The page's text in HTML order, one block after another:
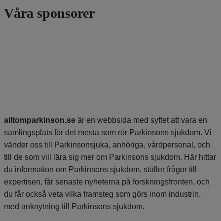
Våra sponsorer
alltomparkinson.se är en webbsida med syftet att vara en
samlingsplats för det mesta som rör Parkinsons sjukdom. Vi
vänder oss till Parkinsonsjuka, anhöriga, vårdpersonal, och
till de som vill lära sig mer om Parkinsons sjukdom. Här hittar
du information om Parkinsons sjukdom, ställer frågor till
expertisen, får senaste nyheterna på forskningsfronten, och
du får också veta vilka framsteg som görs inom industrin,
med anknytning till Parkinsons sjukdom.